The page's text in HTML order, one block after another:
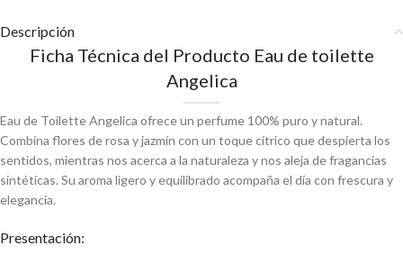
Descripción
Ficha Técnica del Producto Eau de toilette
Angelica
Eau de Toilette Angelica ofrece un perfume 100% puro y natural.
Combina flores de rosa y jazmín con un toque cítrico que despierta los
sentidos, mientras nos acerca a la naturaleza y nos aleja de fragancias
sintéticas. Su aroma ligero y equilibrado acompaña el día con frescura y
elegancia.
Presentación: